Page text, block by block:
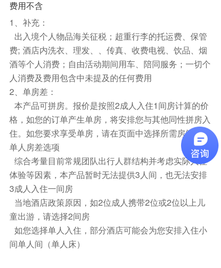
第7天
酒店内
●【哈尔施塔特】（游览不少于1小时）,她被称为
奥地利壮美迷人的部分，方圆3千多平方公里的萨
尔茨卡莫古特，从19世纪中叶开始就是奥地利和
德国避暑和狩猎圣地，而哈尔施塔特则是萨尔茨卡
莫古特湖区中一颗美丽的明珠，她是奥地利醉美的
小镇之一，更是被列入了世界自然及文化遗产，那
依山而建的古老市场，重重叠叠的木屋是这里的
特。您可以在风景如画的哈尔施塔特小城街道漫
步。
敬请自理
团餐
或Rainers Hotel Vienna或NH Vienna Airport
Conference C
餐饮
早餐：自理
中餐：自理
费用不含
1、补充：
出入境个人物品海关征税；超重行李的托运费、保管
费; 酒店内洗衣、理发、、传真、收费电视、饮品、烟
酒等个人消费；自由活动期间用车、陪同服务；一切个
人消费及费用包含中未提及的任何费用
2、单房差：
本产品可拼房。报价是按照2成人入住1间房计算的价
格，如您的订单产生单房，将安排您与其他同性拼房入
住。如您要求享受单房，请在页面中选择所需房间数或
单人房差选项
综合考量目前常规团队出行人群结构并考虑实际入住
体验等因素，本产品暂时无法提供3人间，也无法安排
3成人入住一间房
当地酒店政策原因，如2位成人携带2位或2位以上儿
童出游，请选择2间房
如您选择单人入住，部分酒店可能会为您安排入住小
间单人间（单人床）